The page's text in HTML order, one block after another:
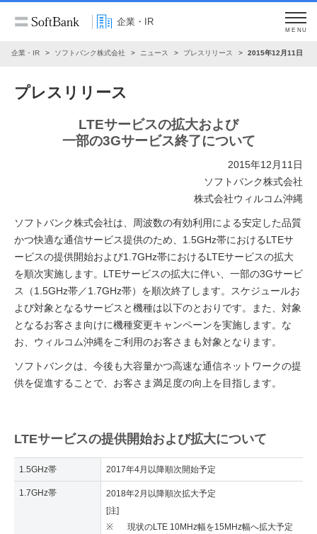
企業・IR
MENU
企業・IR ソフトバンク株式会社 ニュース プレスリリース 2015年12月11日
プレスリリース
LTEサービスの拡大および
一部の3Gサービス終了について
2015年12月11日
ソフトバンク株式会社
株式会社ウィルコム沖縄
ソフトバンク株式会社は、周波数の有効利用による安定した品質
かつ快適な通信サービス提供のため、1.5GHz帯におけるLTEサ
ービスの提供開始および1.7GHz帯におけるLTEサービスの拡大
を順次実施します。LTEサービスの拡大に伴い、一部の3Gサービ
ス（1.5GHz帯／1.7GHz帯）を順次終了します。スケジュールお
よび対象となるサービスと機種は以下のとおりです。また、対象
となるお客さま向けに機種変更キャンペーンを実施します。な
お、ウィルコム沖縄をご利用のお客さまも対象となります。
ソフトバンクは、今後も大容量かつ高速な通信ネットワークの提
供を促進することで、お客さま満足度の向上を目指します。
LTEサービスの提供開始および拡大について
1.5GHz帯 2017年4月以降順次開始予定
1.7GHz帯
2018年2月以降順次拡大予定
[注]
※
現状のLTE 10MHz幅を15MHz幅へ拡大予定